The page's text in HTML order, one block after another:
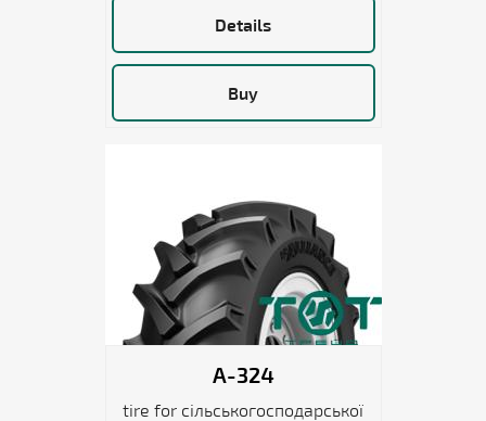
Details
Buy
A-324
tire for сільськогосподарської